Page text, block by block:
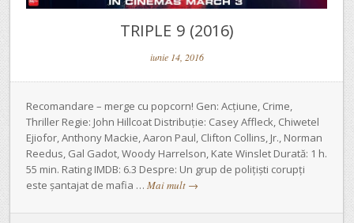
TRIPLE 9 (2016)
iunie 14, 2016
Recomandare – merge cu popcorn! Gen: Acțiune, Crime,
Thriller Regie: John Hillcoat Distribuție: Casey Affleck, Chiwetel
Ejiofor, Anthony Mackie, Aaron Paul, Clifton Collins, Jr., Norman
Reedus, Gal Gadot, Woody Harrelson, Kate Winslet Durată: 1 h.
55 min. Rating IMDB: 6.3 Despre: Un grup de polițiști corupți
este șantajat de mafia … Mai mult →